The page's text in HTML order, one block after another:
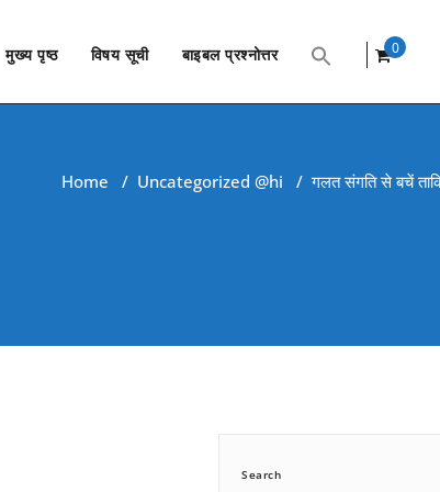
मुख्य पृष्ठ विषय सूची बाइबल प्रश्नोत्तर
0
Home / Uncategorized @hi /गलत संगति से बचें
Search